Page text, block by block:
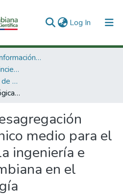
Log In (current)
3. Recursos de Información Científica y Tecnológica
3.2.2. Publicaciones Minciencias
Publicaciones seriadas de Minciencias
Desagregación tecnológica: único medio para el desarrollo de la ingeniería e industria colombiana en el sector de energía
medio para el
ingeniería e
en el